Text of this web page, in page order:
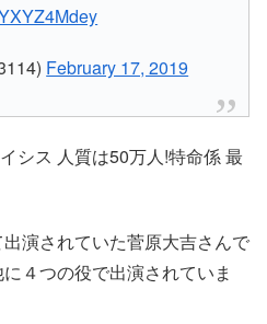
February 17, 2019
シス 人質は50万人!特命係 最
出演されていた菅原大吉さんで
４つの役で出演されていま